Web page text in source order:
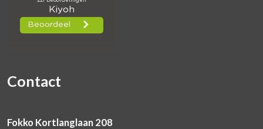
Contact
Fokko Kortlanglaan 208